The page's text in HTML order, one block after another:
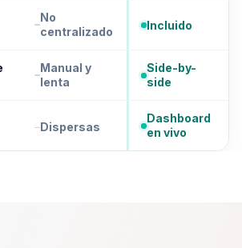
No
centralizado
Incluido
Manual y
lenta
Side-by-
side
Dispersas
Dashboard
en vivo